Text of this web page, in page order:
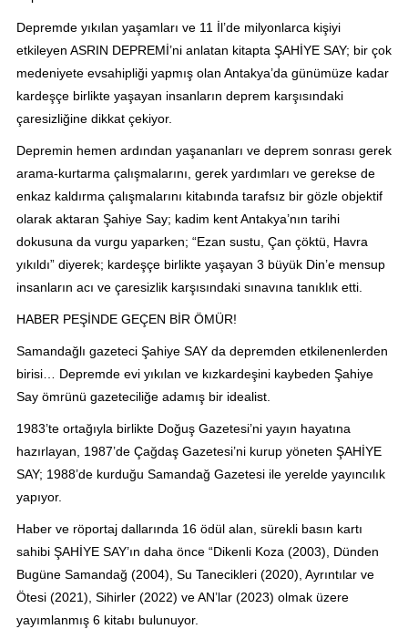
Depremde yıkılan yaşamları ve 11 İl’de milyonlarca kişiyi
etkileyen ASRIN DEPREMİ’ni anlatan kitapta ŞAHİYE SAY; bir çok
medeniyete evsahipliği yapmış olan Antakya’da günümüze kadar
kardeşçe birlikte yaşayan insanların deprem karşısındaki
çaresizliğine dikkat çekiyor.
Depremin hemen ardından yaşananları ve deprem sonrası gerek
arama-kurtarma çalışmalarını, gerek yardımları ve gerekse de
enkaz kaldırma çalışmalarını kitabında tarafsız bir gözle objektif
olarak aktaran Şahiye Say; kadim kent Antakya’nın tarihi
dokusuna da vurgu yaparken; “Ezan sustu, Çan çöktü, Havra
yıkıldı” diyerek; kardeşçe birlikte yaşayan 3 büyük Din’e mensup
insanların acı ve çaresizlik karşısındaki sınavına tanıklık etti.
HABER PEŞİNDE GEÇEN BİR ÖMÜR!
Samandağlı gazeteci Şahiye SAY da depremden etkilenenlerden
birisi… Depremde evi yıkılan ve kızkardeşini kaybeden Şahiye
Say ömrünü gazeteciliğe adamış bir idealist.
1983’te ortağıyla birlikte Doğuş Gazetesi’ni yayın hayatına
hazırlayan, 1987’de Çağdaş Gazetesi’ni kurup yöneten ŞAHİYE
SAY; 1988’de kurduğu Samandağ Gazetesi ile yerelde yayıncılık
yapıyor.
Haber ve röportaj dallarında 16 ödül alan, sürekli basın kartı
sahibi ŞAHİYE SAY’ın daha önce “Dikenli Koza (2003), Dünden
Bugüne Samandağ (2004), Su Tanecikleri (2020), Ayrıntılar ve
Ötesi (2021), Sihirler (2022) ve AN’lar (2023) olmak üzere
yayımlanmış 6 kitabı bulunuyor.